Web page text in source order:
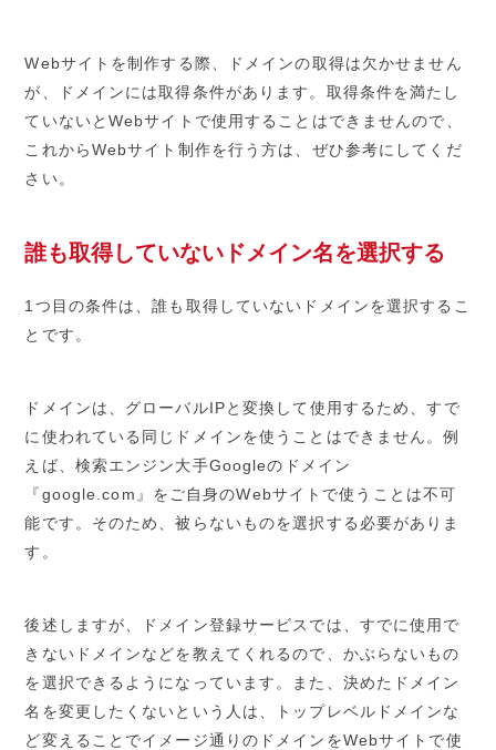
Webサイトを制作する際、ドメインの取得は欠かせません
が、ドメインには取得条件があります。取得条件を満たし
ていないとWebサイトで使用することはできませんので、
これからWebサイト制作を行う方は、ぜひ参考にしてくだ
さい。
誰も取得していないドメイン名を選択する
1つ目の条件は、誰も取得していないドメインを選択するこ
とです。
ドメインは、グローバルIPと変換して使用するため、すで
に使われている同じドメインを使うことはできません。例
えば、検索エンジン大手Googleのドメイン
『google.com』をご自身のWebサイトで使うことは不可
能です。そのため、被らないものを選択する必要がありま
す。
後述しますが、ドメイン登録サービスでは、すでに使用で
きないドメインなどを教えてくれるので、かぶらないもの
を選択できるようになっています。また、決めたドメイン
名を変更したくないという人は、トップレベルドメインな
ど変えることでイメージ通りのドメインをWebサイトで使